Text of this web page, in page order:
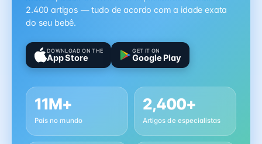
2.400 artigos — tudo de acordo com a idade exata
do seu bebê.
DOWNLOAD ON THE
App Store
GET IT ON
Google Play
11M+
Pais no mundo
2,400+
Artigos de especialistas